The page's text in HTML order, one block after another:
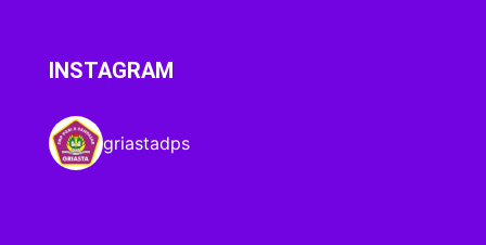
INSTAGRAM
griastadps